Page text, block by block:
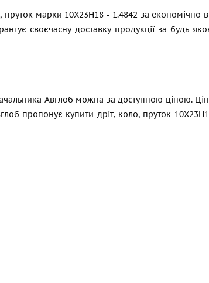
марки 10Х23Н18 - 1.4842 за економічно
своєчасну доставку продукції за будь-
Авглоб можна за доступною ціною.
пропонує купити дріт, коло, пруток